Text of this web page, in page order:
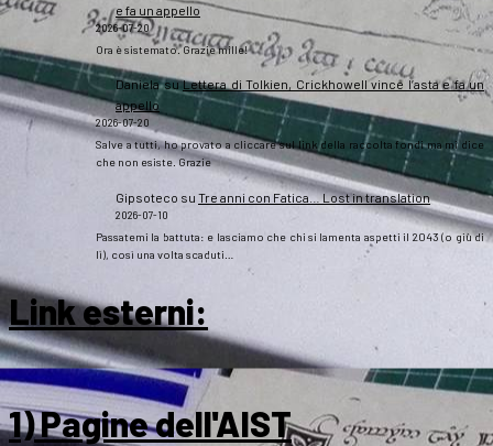
e fa un appello
2026-07-20
Ora è sistemato. Grazie mille!
DanielasuLettera di Tolkien, Crickhowell vince l’asta e fa un
appello
2026-07-20
Salve a tutti, ho provato a cliccare sul link della raccolta fondi ma mi dice
che non esiste. Grazie
Gipsoteco su Tre anni con Fatica… Lost in translation
2026-07-10
Passatemi la battuta: e lasciamo che chi si lamenta aspetti il 2043 (o giù di
lì), così una volta scaduti…
Link esterni:
1) Pagine dell'AIST